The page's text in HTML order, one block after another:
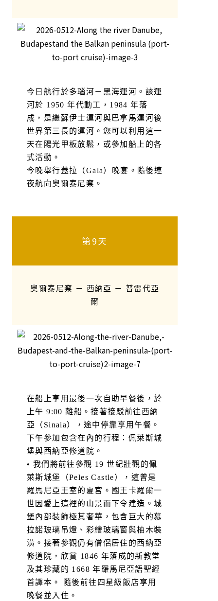
今日航行於多瑙河－黑海運河。該運
河於 1950 年代動工，1984 年落
成，是繼蘇伊士運河與巴拿馬運河後
世界第三長的運河。您可以利用這一
天在陽光甲板放鬆，或參加船上的各
式活動。
今晚舉行蓋拉（Gala）晚宴。隨後連
夜航向奧爾泰尼察。
第9天
奧爾泰尼察 － 西納亞 － 普雷代亞
爾
在船上享用最後一次自助早餐後，於
上午 9:00 離船。接著接駁前往西納
亞（Sinaia），途中停靠享用午餐。
下午參加包含在內的行程：佩萊斯城
堡與西納亞修道院。
• 我們將前往參觀 19 世紀壯觀的佩
萊斯城堡（Peles Castle），這曾是
羅馬尼亞王室的夏宮。國王卡羅爾一
世因愛上這裡的山景而下令建造。城
堡內部裝飾極其奢華，包含巨大的慕
拉諾玻璃吊燈、彩繪玻璃窗與柚木裝
潢。接著參觀仍有僧侶居住的西納亞
修道院，欣賞 1846 年落成的新教堂
及其珍藏的 1668 年羅馬尼亞語聖經
首譯本。 隨後前往四星級飯店享用
晚餐並入住。